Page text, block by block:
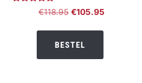
Gewaardeerd
4.68
€118.95 Oorspronkelijke
€118.95.
€105.95
BESTEL